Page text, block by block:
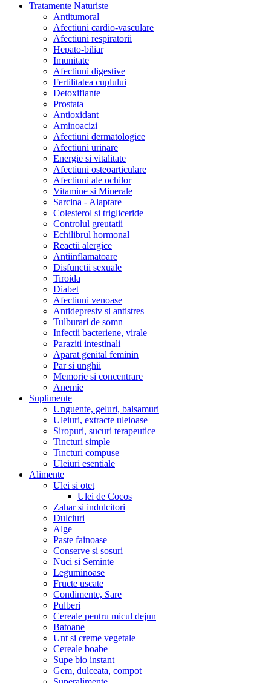
Tratamente Naturiste
Antitumoral
Afectiuni cardio-vasculare
Afectiuni respiratorii
Hepato-biliar
Imunitate
Afectiuni digestive
Fertilitatea cuplului
Detoxifiante
Prostata
Antioxidant
Aminoacizi
Afectiuni dermatologice
Afectiuni urinare
Energie si vitalitate
Afectiuni osteoarticulare
Afectiuni ale ochilor
Vitamine si Minerale
Sarcina - Alaptare
Colesterol si trigliceride
Controlul greutatii
Echilibrul hormonal
Reactii alergice
Antiinflamatoare
Disfunctii sexuale
Tiroida
Diabet
Afectiuni venoase
Antidepresiv si antistres
Tulburari de somn
Infectii bacteriene, virale
Paraziti intestinali
Aparat genital feminin
Par si unghii
Memorie si concentrare
Anemie
Suplimente
Unguente, geluri, balsamuri
Uleiuri, extracte uleioase
Siropuri, sucuri terapeutice
Tincturi simple
Tincturi compuse
Uleiuri esentiale
Alimente
Ulei si otet
Ulei de Cocos
Zahar si indulcitori
Dulciuri
Alge
Paste fainoase
Conserve si sosuri
Nuci si Seminte
Leguminoase
Fructe uscate
Condimente, Sare
Pulberi
Cereale pentru micul dejun
Batoane
Unt si creme vegetale
Cereale boabe
Supe bio instant
Gem, dulceata, compot